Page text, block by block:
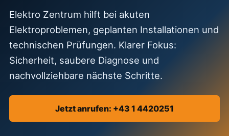
Elektro Zentrum hilft bei akuten
Elektroproblemen, geplanten Installationen und
technischen Prüfungen. Klarer Fokus:
Sicherheit, saubere Diagnose und
nachvollziehbare nächste Schritte.
Jetzt anrufen: +43 1 4420251